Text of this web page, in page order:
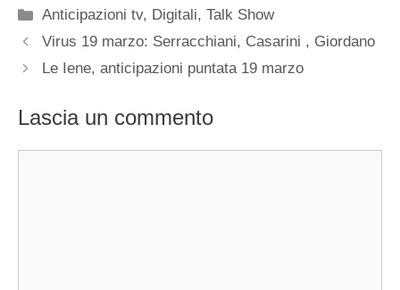
Categorie
Anticipazioni tv, Digitali,Talk Show
Virus 19 marzo: Serracchiani, Casarini , Giordano
Le Iene, anticipazioni puntata 19 marzo
Lascia un commento